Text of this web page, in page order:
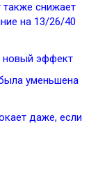
снижает
на 13/26/40
новый эффект
уменьшена
даже, если